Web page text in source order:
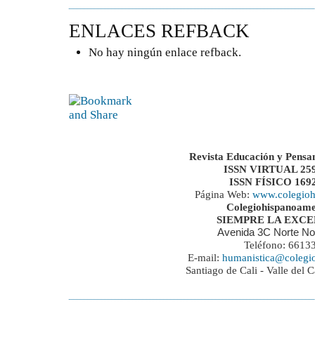
ENLACES REFBACK
No hay ningún enlace refback.
Revista Educación y
ISSN VIRTUAL
ISSN FÍSICO
Página Web:
SIEMPRE LA
Avenida 3C Norte
Teléfono:
E-mail:
Santiago de Cali - Valle del